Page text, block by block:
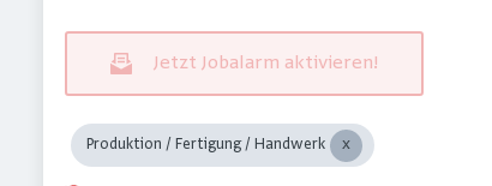
Jetzt Jobalarm aktivieren!
Produktion / Fertigung / Handwerk